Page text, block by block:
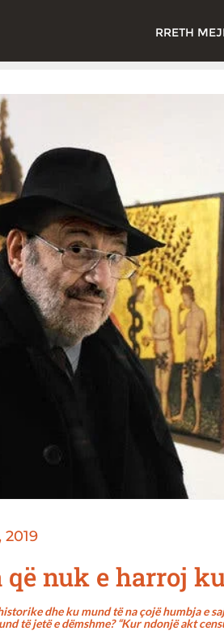
RRETH
2019
që nuk e harroj
dhe ku mund të na çojë humbja e
të jetë e dëmshme? “Kur ndonjë akt